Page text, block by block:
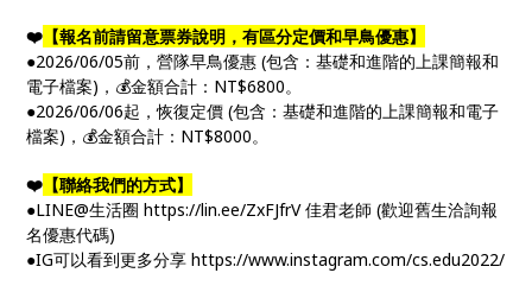
❤️ 【報名前請留意票券說明，有區分定價和早鳥優惠】
●2026/06/05前，營隊早鳥優惠 (包含：基礎和進階的上課簡報和
電子檔案)，💰金額合計：NT$6800。
●2026/06/06起，恢復定價 (包含：基礎和進階的上課簡報和電子
檔案)，💰金額合計：NT$8000。
❤️ 【聯絡我們的方式】
●LINE@生活圈 https://lin.ee/ZxFJfrV 佳君老師 (歡迎舊生洽詢報
名優惠代碼)
●IG可以看到更多分享 https://www.instagram.com/cs.edu2022/